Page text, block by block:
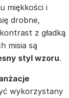
miękkości i
drobne,
z gładką
misia są
styl wzoru.
wykorzystany